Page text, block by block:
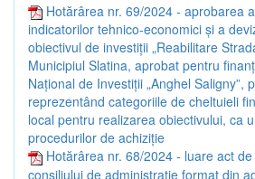
Hotărârea nr. 69/2024 - aprobarea
indicatorilor tehnico-economici și a
obiectivul de investiții „Reabilitare
Municipiul Slatina, aprobat pentru
Național de Investiții „Anghel Saligny”,
reprezentând categoriile de cheltuieli
local pentru realizarea obiectivului, ca
procedurilor de achiziție
Hotărârea nr. 68/2024 - luare act
consiliului de administrație format din